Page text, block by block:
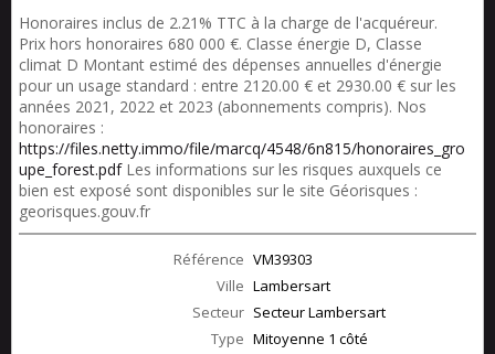
Honoraires inclus de 2.21% TTC à la charge de l'acquéreur.
Prix hors honoraires 680 000 €. Classe énergie D, Classe
climat D Montant estimé des dépenses annuelles d'énergie
pour un usage standard : entre 2120.00 € et 2930.00 € sur les
années 2021, 2022 et 2023 (abonnements compris). Nos
honoraires :
https://files.netty.immo/file/marcq/4548/6n815/honoraires_gro
upe_forest.pdfLes informations sur les risques auxquels ce
bien est exposé sont disponibles sur le site Géorisques :
georisques.gouv.fr
Référence VM39303
Ville Lambersart
Secteur Secteur Lambersart
Type Mitoyenne 1 côté